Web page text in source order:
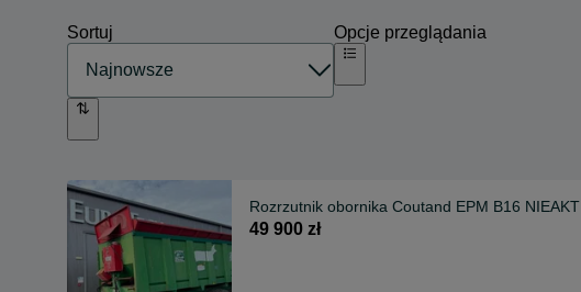
Sortuj Opcje przeglądania
Rozrzutnik obornika Coutand EPM B16 NIEAKT
49 900 zł